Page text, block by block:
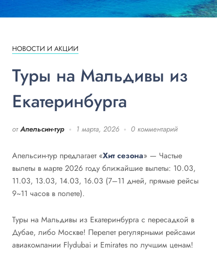
НОВОСТИ И АКЦИИ
Туры на Мальдивы из
Екатеринбурга
от Апельсин-тур 1 марта, 2026 0 комментарий
Апельсин-тур предлагает «Хит сезона» — Частые
вылеты в марте 2026 году ближайшие вылеты: 10.03,
11.03, 13.03, 14.03, 16.03 (7–11 дней, прямые рейсы
9~11 часов в полете).
Туры на Мальдивы из Екатеринбурга c пересадкой в
Дубае, либо Москве! Перелет регулярными рейсами
авиакомпании Flydubai и Emirates по лучшим ценам!